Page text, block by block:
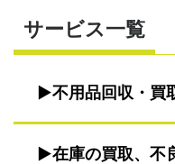
サービス一覧
不用品回収・買
在庫の買取、不